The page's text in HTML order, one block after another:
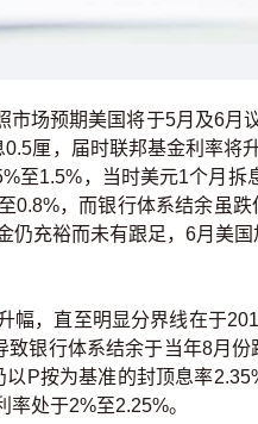
场预期美国将于5月及6月
厘，届时联邦基金利率将
至1.5%，当时美元1个月拆
0.8%，而银行体系结余虽
充裕而未有跟足，6月美
，直至明显分界线在于
银行体系结余于当年8月份
P按为基准的封顶息率
处于2%至2.25%。